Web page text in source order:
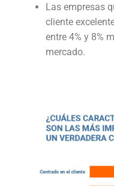
Las empresas
cliente
entre 4% y 8%
mercado.